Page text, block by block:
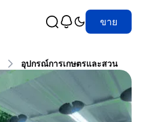
ขาย
อุปกรณ์การเกษตรและสวน